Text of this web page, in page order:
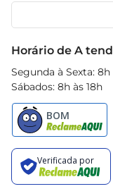
opção deliciosa
Cencosud Media
Horário de A
Segunda à Sexta: 8h
Sábados: 8h às 18h